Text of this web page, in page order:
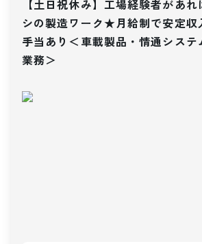
【土日祝休み】工場経験者があ
シの製造ワーク★月給制で安定収
手当あり＜車載製品・情通シス
業務＞